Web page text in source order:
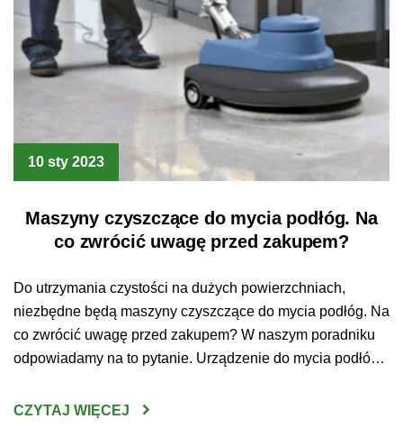
10 sty 2023
Maszyny czyszczące do mycia podłóg. Na
co zwrócić uwagę przed zakupem?
Do utrzymania czystości na dużych powierzchniach,
niezbędne będą maszyny czyszczące do mycia podłóg. Na
co zwrócić uwagę przed zakupem? W naszym poradniku
odpowiadamy na to pytanie. Urządzenie do mycia podłóg
wielkopowierzchniowych przestrzeni bez użycia do tego
CZYTAJ WIĘCEJ